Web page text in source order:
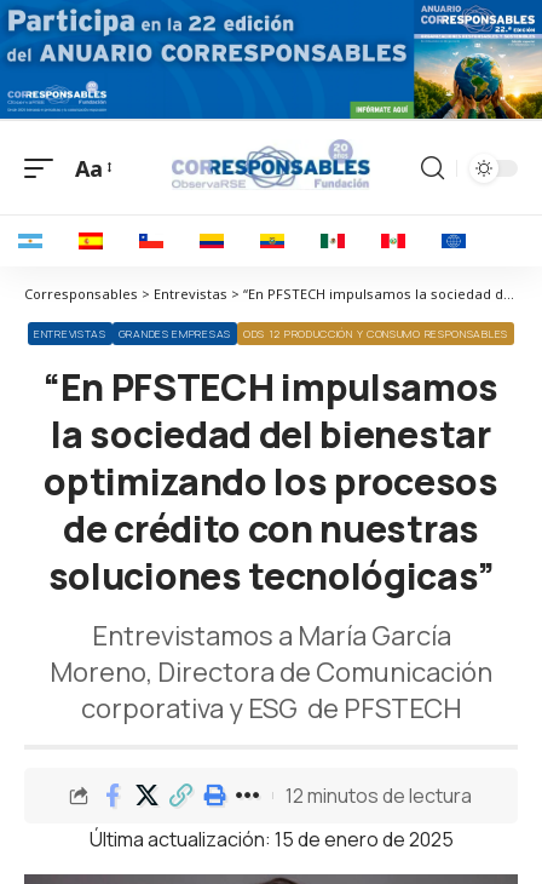
Aa
Corresponsables > Entrevistas > “En PFSTECH impulsamos la sociedad del bienestar optimizando los procesos de crédito con nuestras soluciones tecnológicas”
ENTREVISTAS GRANDES EMPRESAS ODS 12 PRODUCCIÓN Y CONSUMO RESPONSABLES
“En PFSTECH impulsamos
la sociedad del bienestar
optimizando los procesos
de crédito con nuestras
soluciones tecnológicas”
Entrevistamos a María García
Moreno, Directora de Comunicación
corporativa y ESG de PFSTECH
Última actualización: 15 de enero de 2025
12 minutos de lectura